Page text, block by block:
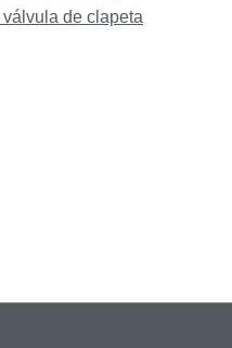
de clapeta